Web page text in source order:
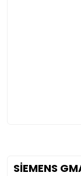
SİEMENS